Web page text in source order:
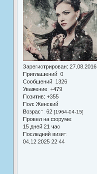
Зарегистрирован: 27.08.2016
Приглашений: 0
Сообщений: 1326
Уважение: +479
Позитив: +355
Пол: Женский
Возраст: 62 [1964-04-15]
Провел на форуме:
15 дней 21 час
Последний визит:
04.12.2025 22:44